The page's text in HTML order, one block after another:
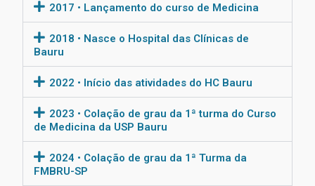
2017 • Lançamento do curso de Medicina
2018 • Nasce o Hospital das Clínicas de
Bauru
2022 • Início das atividades do HC Bauru
2023 • Colação de grau da 1ª turma do Curso
de Medicina da USP Bauru
2024 • Colação de grau da 1ª Turma da
FMBRU-SP